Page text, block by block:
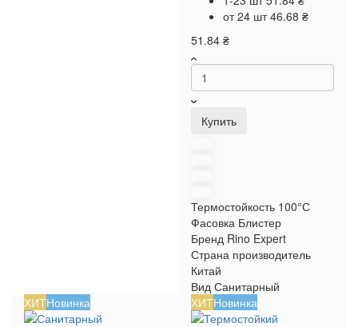
от 24 шт46.68 ₴
51.84 ₴
Купить
Термостойкость 100°С
Фасовка Блистер
Бренд Rino Expert
Страна производитель
Китай
Вид Санитарный
ХИТНовинка ХИТНовинка